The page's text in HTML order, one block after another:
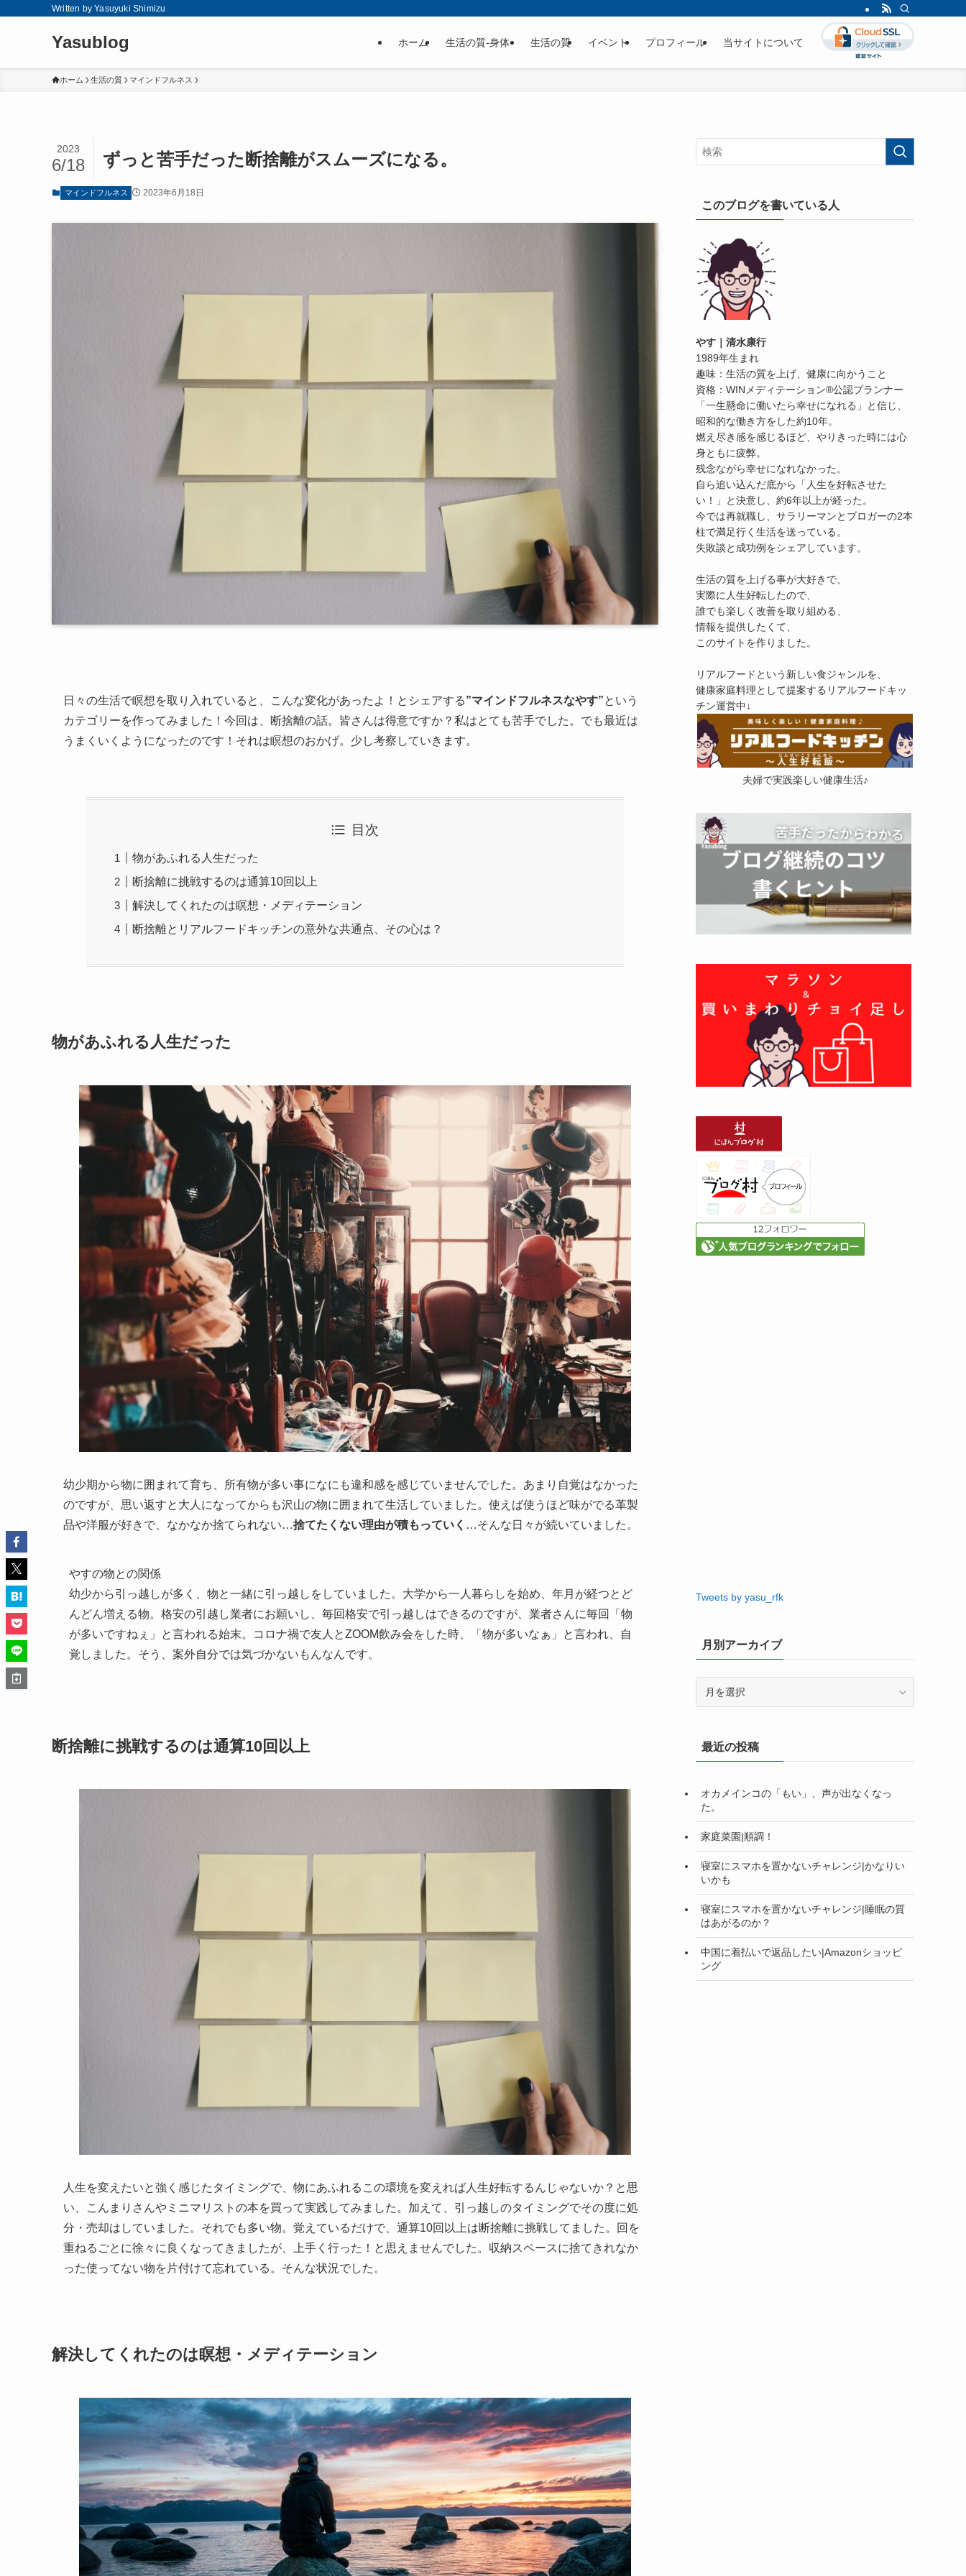
Written by Yasuyuki Shimizu
Yasublog ホーム 生活の質-身体- 生活の質 イベント プロフィール 当サイトについて
ホーム 生活の質 マインドフルネス
ずっと苦手だった断捨離がスムーズになる。
2023
6/18
マインドフルネス 2023年6月18日
日々の生活で瞑想を取り入れていると、こんな変化があったよ！とシェアする”マインドフルネスなやす”という
カテゴリーを作ってみました！今回は、断捨離の話。皆さんは得意ですか？私はとても苦手でした。でも最近は
うまくいくようになったのです！それは瞑想のおかげ。少し考察していきます。
目次
物があふれる人生だった
断捨離に挑戦するのは通算10回以上
解決してくれたのは瞑想・メディテーション
断捨離とリアルフードキッチンの意外な共通点、その心は？
物があふれる人生だった
幼少期から物に囲まれて育ち、所有物が多い事になにも違和感を感じていませんでした。あまり自覚はなかった
のですが、思い返すと大人になってからも沢山の物に囲まれて生活していました。使えば使うほど味がでる革製
品や洋服が好きで、なかなか捨てられない…捨てたくない理由が積もっていく …そんな日々が続いていました。
やすの物との関係
幼少から引っ越しが多く、物と一緒に引っ越しをしていました。大学から一人暮らしを始め、年月が経つとど
んどん増える物。格安の引越し業者にお願いし、毎回格安で引っ越しはできるのですが、業者さんに毎回「物
が多いですねぇ」と言われる始末。コロナ禍で友人とZOOM飲み会をした時、「物が多いなぁ」と言われ、自
覚しました。そう、案外自分では気づかないもんなんです。
断捨離に挑戦するのは通算10回以上
人生を変えたいと強く感じたタイミングで、物にあふれるこの環境を変えれば人生好転するんじゃないか？と思
い、こんまりさんやミニマリストの本を買って実践してみました。加えて、引っ越しのタイミングでその度に処
分・売却はしていました。それでも多い物。覚えているだけで、通算10回以上は断捨離に挑戦してました。回を
重ねるごとに徐々に良くなってきましたが、上手く行った！と思えませんでした。収納スペースに捨てきれなか
った使ってない物を片付けて忘れている。そんな状況でした。
解決してくれたのは瞑想・メディテーション
このブログを書いている人
やす｜清水康行
1989年生まれ
趣味：生活の質を上げ、健康に向かうこと
資格：WINメディテーション®公認プランナー
「一生懸命に働いたら幸せになれる」と信じ、
昭和的な働き方をした約10年。
燃え尽き感を感じるほど、やりきった時には心
身ともに疲弊。
残念ながら幸せになれなかった。
自ら追い込んだ底から「人生を好転させた
い！」と決意し、約6年以上が経った。
今では再就職し、サラリーマンとブロガーの2本
柱で満足行く生活を送っている。
失敗談と成功例をシェアしています。
生活の質を上げる事が大好きで、
実際に人生好転したので、
誰でも楽しく改善を取り組める、
情報を提供したくて、
このサイトを作りました。
リアルフードという新しい食ジャンルを、
健康家庭料理として提案するリアルフードキッ
チン運営中↓
夫婦で実践楽しい健康生活♪
Tweets by yasu_rfk
月別アーカイブ
カ
イ
最近の投稿
オカメインコの「もい」、声が出なくなっ
た。
家庭菜園|順調！
寝室にスマホを置かないチャレンジ|かなりい
いかも
寝室にスマホを置かないチャレンジ|睡眠の質
はあがるのか？
中国に着払いで返品したい|Amazonショッピ
ング